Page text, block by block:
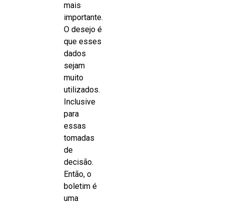
mais
importante.
O desejo é
que esses
dados
sejam
muito
utilizados.
Inclusive
para
essas
tomadas
de
decisão.
Então, o
boletim é
uma